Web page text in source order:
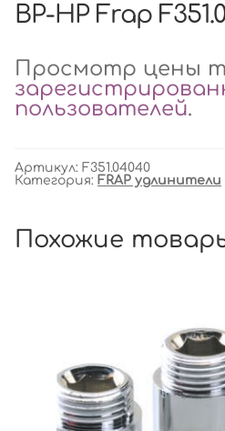
ВР-НР Frap
Просмотр цены
пользователей.
Артикул: F351.04040
Категория: FRAP удлинители
Похожие